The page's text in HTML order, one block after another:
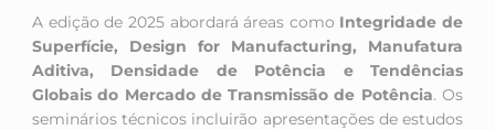
A edição de 2025 abordará áreas como Integridade de
Superfície, Design for Manufacturing, Manufatura
Aditiva, Densidade de Potência e Tendências
Globais do Mercado de Transmissão de Potência. Os
seminários técnicos incluirão apresentações de estudos